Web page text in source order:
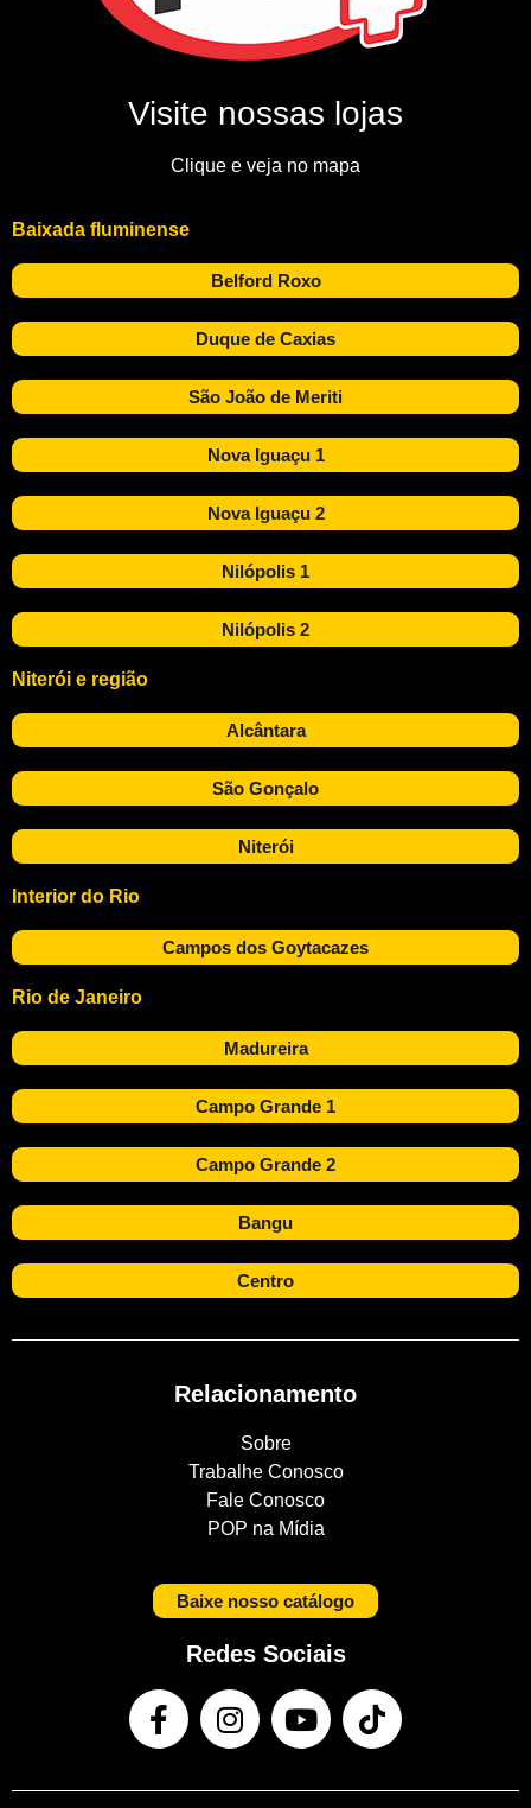
Visite nossas lojas
Clique e veja no mapa
Baixada fluminense
Belford Roxo
Duque de Caxias
São João de Meriti
Nova Iguaçu 1
Nova Iguaçu 2
Nilópolis 1
Nilópolis 2
Niterói e região
Alcântara
São Gonçalo
Niterói
Interior do Rio
Campos dos Goytacazes
Rio de Janeiro
Madureira
Campo Grande 1
Campo Grande 2
Bangu
Centro
Relacionamento
Sobre
Trabalhe Conosco
Fale Conosco
POP na Mídia
Baixe nosso catálogo
Redes Sociais